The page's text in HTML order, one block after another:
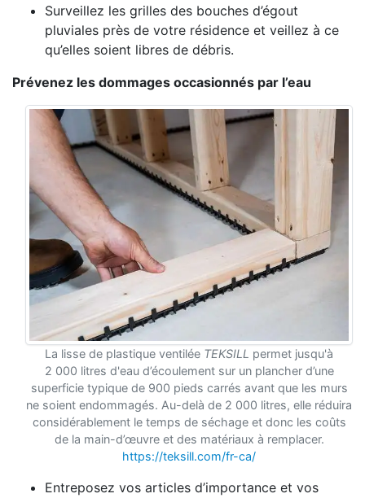
Surveillez les grilles des bouches d’égout
pluviales près de votre résidence et veillez à ce
qu’elles soient libres de débris.
Prévenez les dommages occasionnés par l’eau
La lisse de plastique ventilée TEKSILL permet jusqu'à
2 000 litres d'eau d’écoulement sur un plancher d’une
superficie typique de 900 pieds carrés avant que les murs
ne soient endommagés. Au-delà de 2 000 litres, elle réduira
considérablement le temps de séchage et donc les coûts
de la main-d’œuvre et des matériaux à remplacer.
https://teksill.com/fr-ca/
Entreposez vos articles d’importance et vos